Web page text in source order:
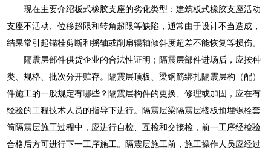
现在主要介绍板式橡胶支座的劣化类型：建筑板式橡胶支座活动
支座不活动、位移超限和转角超限等缺陷，通常由于设计不当造成，
结果常引起锚栓剪断和摇轴或削扁辊轴倾斜度超差不能恢复等损伤。
隔震层部件供货企业的合法性证明；隔震层部件进场后，应按种
类、规格、批次分开贮存。隔震层顶板、梁钢筋绑扎隔震层构（配）
件施工的一般规定有哪些？隔震层构件的更换、修理或加固，应在有
经验的工程技术人员的指导下进行。隔震层梁隔震层楼板预埋螺栓套
筒隔震层施工过程中，应进行自检、互检和交接检，前一工序经检验
合格后方可进行下一工序施工。隔震层施工前，施工操作人员应经过